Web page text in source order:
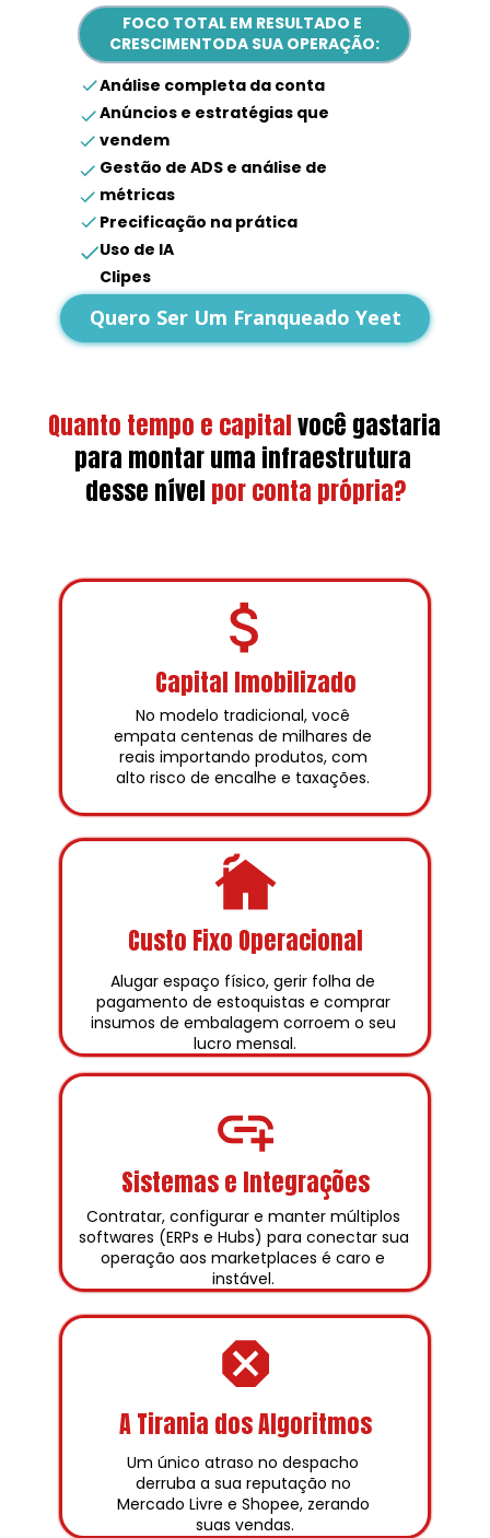
FOCO TOTAL EM RESULTADO E
CRESCIMENTODA SUA OPERAÇÃO:
Análise completa da conta
Anúncios e estratégias que
vendem
Gestão de ADS e análise de
métricas
Precificação na prática
Uso de IA
Clipes
Quero Ser Um Franqueado Yeet
Quanto tempo e capitalvocê gastaria
para montar uma infraestrutura
desse nível por conta própria?
Capital Imobilizado
Custo Fixo Operacional
Sistemas e Integrações
A Tirania dos Algoritmos
No modelo tradicional, você
empata centenas de milhares de
reais importando produtos, com
alto risco de encalhe e taxações.
Alugar espaço físico, gerir folha de
pagamento de estoquistas e comprar
insumos de embalagem corroem o seu
lucro mensal.
Contratar, configurar e manter múltiplos
softwares (ERPs e Hubs) para conectar sua
operação aos marketplaces é caro e
instável.
Um único atraso no despacho
derruba a sua reputação no
Mercado Livre e Shopee, zerando
suas vendas.